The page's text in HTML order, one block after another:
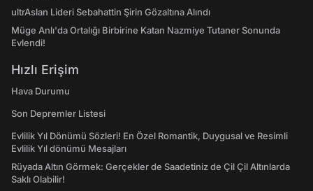
ultrAslan Lideri Sebahattin Şirin Gözaltına Alındı
Müge Anlı'da Ortalığı Birbirine Katan Nazmiye Tutaner Sonunda
Evlendi!
Hızlı Erişim
Hava Durumu
Son Depremler Listesi
Evlilik Yıl Dönümü Sözleri! En Özel Romantik, Duygusal ve Resimli
Evlilik Yıl dönümü Mesajları
Rüyada Altın Görmek: Gerçekler de Saadetiniz de Çil Çil Altınlarda
Saklı Olabilir!